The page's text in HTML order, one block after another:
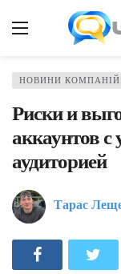
НОВИНИ КОМПАНІЙ
Риски и
аккаунтов
аудиторией
Тарас